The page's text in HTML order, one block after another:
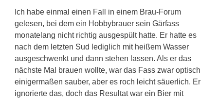
Ich habe einmal einen Fall in einem Brau-Forum
gelesen, bei dem ein Hobbybrauer sein Gärfass
monatelang nicht richtig ausgespült hatte. Er hatte es
nach dem letzten Sud lediglich mit heißem Wasser
ausgeschwenkt und dann stehen lassen. Als er das
nächste Mal brauen wollte, war das Fass zwar optisch
einigermaßen sauber, aber es roch leicht säuerlich. Er
ignorierte das, doch das Resultat war ein Bier mit